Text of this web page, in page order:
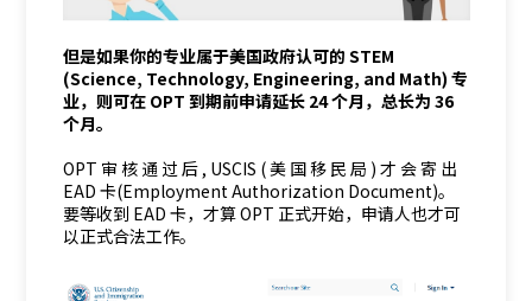
但是如果你的专业属于美国政府认可的 STEM
(Science, Technology, Engineering, and Math) 专
业，则可在 OPT 到期前申请延长 24 个月，总长为 36
个月。
OPT 审 核 通 过 后 , USCIS ( 美 国 移 民 局 ) 才 会 寄 出
EAD 卡(Employment Authorization Document)。
要等收到 EAD 卡，才算 OPT 正式开始，申请人也才可
以正式合法工作。